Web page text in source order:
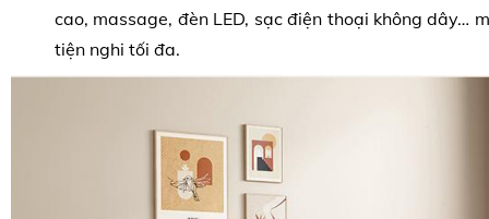
cao, massage, đèn LED, sạc điện thoại không dây…
tiện nghi tối đa.